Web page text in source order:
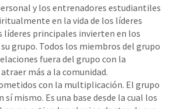
y los entrenadores estudiantiles
en la vida de los líderes
líderes principales invierten en los
grupo. Todos los miembros del grupo
fuera del grupo con la
más a la comunidad.
con la multiplicación. El grupo
sí mismo. Es una base desde la cual los